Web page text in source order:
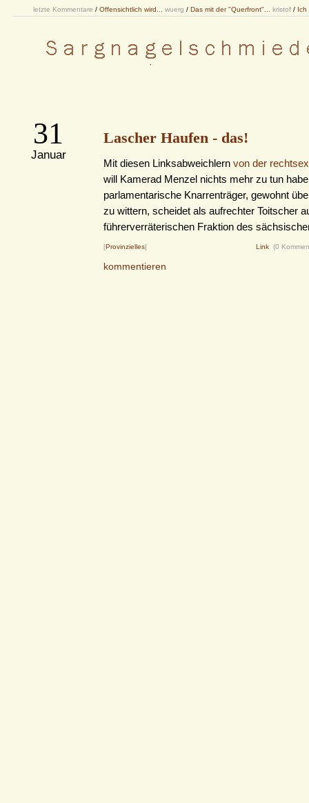
letzte Kommentare / Offensichtlich wird... wuerg / Das mit der "Querfront"... kristof / Ich
31
Januar
Lascher Haufen - das!
Mit diesen Linksabweichlern von der
will Kamerad Menzel nichts mehr zu tun
parlamentarische Knarrenträger, gewohnt
zu wittern, scheidet als aufrechter Toitscher
führerverräterischen Fraktion des
[Provinzielles] Link (0
kommentieren